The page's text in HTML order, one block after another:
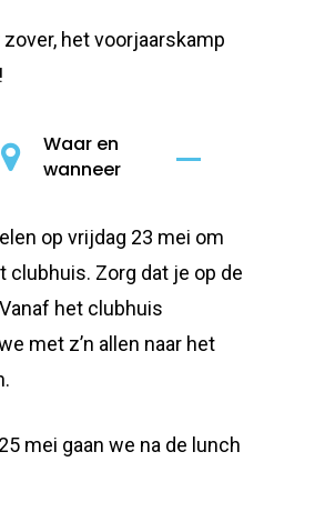
het voorjaarskamp
Waar en
wanneer
op vrijdag 23 mei om
clubhuis. Zorg dat je op de
het clubhuis
met z’n allen naar het
mei gaan we na de lunch